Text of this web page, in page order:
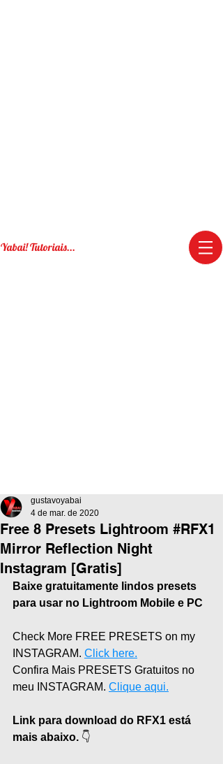
Yabai! Tutoriais...
Free 8 Presets Lightroom #RFX1
Mirror Reflection Night
Instagram [Gratis]
gustavoyabai
4 de mar. de 2020
Baixe gratuitamente lindos presets
para usar no Lightroom Mobile e PC
Check More FREE PRESETS on my
INSTAGRAM. Click here.
Confira Mais PRESETS Gratuitos no
meu INSTAGRAM. Clique aqui.
Link para download do RFX1 está
mais abaixo. 👇